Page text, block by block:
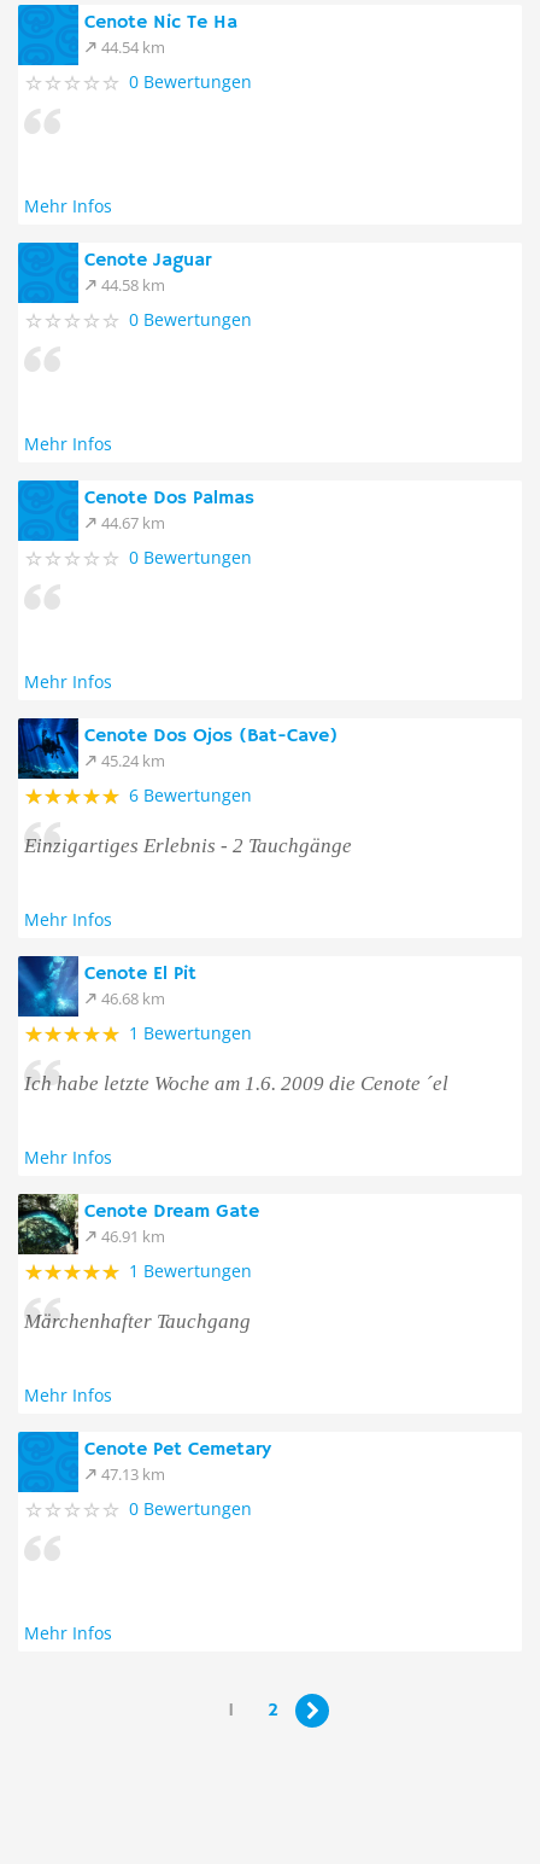
Cenote Nic Te Ha
44.54 km
0 Bewertungen
Mehr Infos
Cenote Jaguar
44.58 km
0 Bewertungen
Mehr Infos
Cenote Dos Palmas
44.67 km
0 Bewertungen
Mehr Infos
Cenote Dos Ojos (Bat-Cave)
45.24 km
6 Bewertungen
Einzigartiges Erlebnis - 2 Tauchgänge
Mehr Infos
Cenote El Pit
46.68 km
1 Bewertungen
Ich habe letzte Woche am 1.6. 2009 die Cenote ´el
Mehr Infos
Cenote Dream Gate
46.91 km
1 Bewertungen
Märchenhafter Tauchgang
Mehr Infos
Cenote Pet Cemetary
47.13 km
0 Bewertungen
Mehr Infos
1 2 